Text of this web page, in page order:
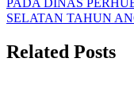
SELATAN TAHUN
Related Posts